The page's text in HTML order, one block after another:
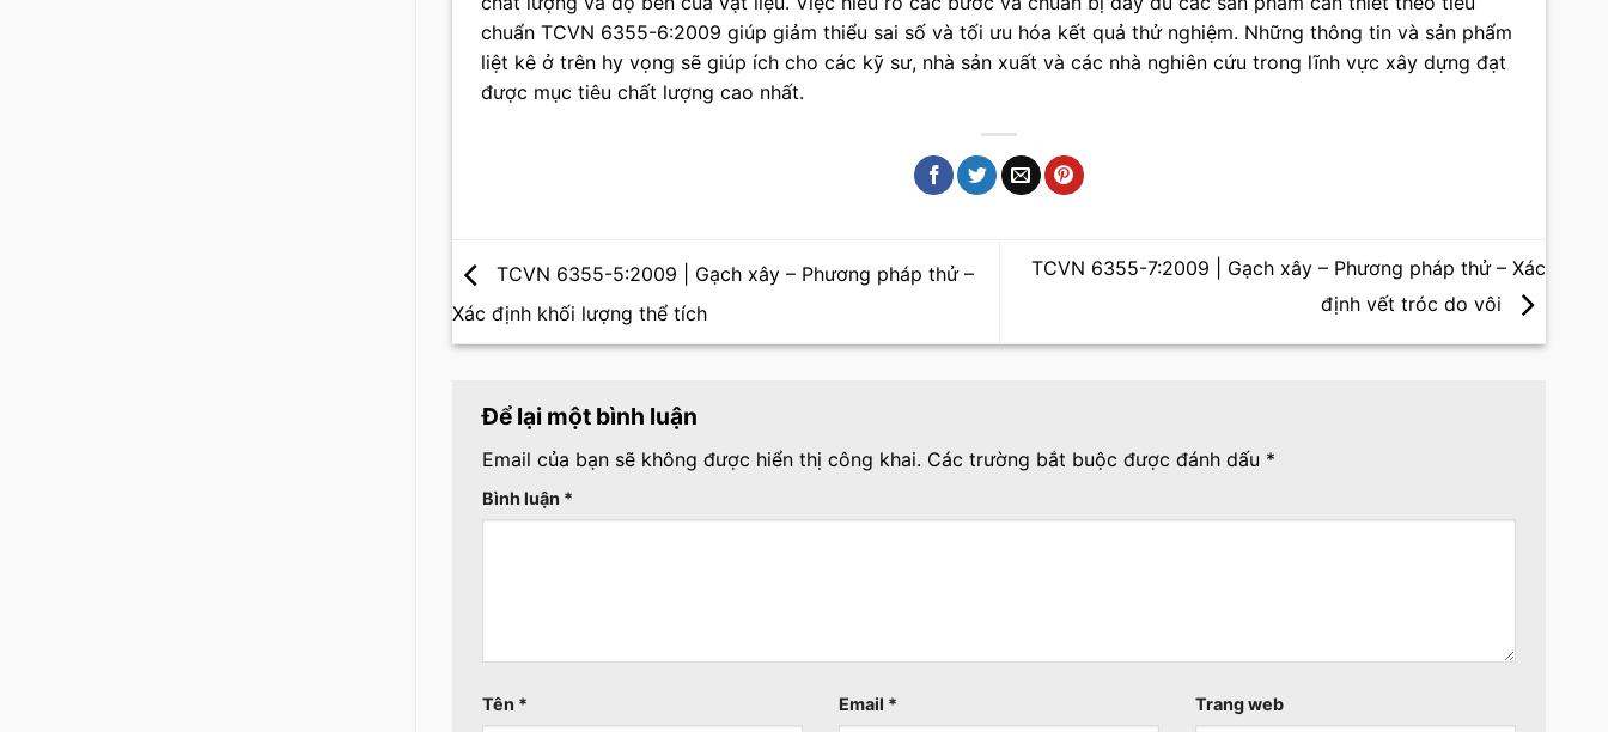
chuẩn TCVN 6355-6:2009 giúp giảm thiểu sai số và tối ưu hóa kết quả thử nghiệm. Những thông tin và sản phẩm
liệt kê ở trên hy vọng sẽ giúp ích cho các kỹ sư, nhà sản xuất và các nhà nghiên cứu trong lĩnh vực xây dựng đạt
được mục tiêu chất lượng cao nhất.
TCVN 6355-5:2009 | Gạch xây – Phương pháp thử –
Xác định khối lượng thể tích
TCVN 6355-7:2009 | Gạch xây – Phương pháp thử – Xác
định vết tróc do vôi
Để lại một bình luận
Email của bạn sẽ không được hiển thị công khai. Các trường bắt buộc được đánh dấu *
Bình luận *
Tên * Email * Trang web